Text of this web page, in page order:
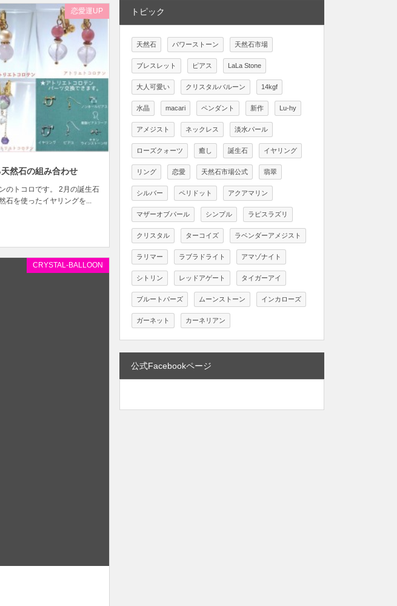
恋愛運UP
然石の組み合わせ
のトコロです。 2月の誕生石
石を使ったイヤリングを...
CRYSTAL-BALLOON
トピック
天然石 パワーストーン 天然石市場
ブレスレット ピアス LaLa Stone
大人可愛い クリスタルバルーン 14kgf
水晶 macari ペンダント 新作 Lu-hy
アメジスト ネックレス 淡水パール
ローズクォーツ 癒し 誕生石 イヤリング
リング 恋愛 天然石市場公式 翡翠
シルバー ペリドット アクアマリン
マザーオブパール シンプル ラピスラズリ
クリスタル ターコイズ ラベンダーアメジスト
ラリマー ラブラドライト アマゾナイト
シトリン レッドアゲート タイガーアイ
ブルートパーズ ムーンストーン インカローズ
ガーネット カーネリアン
公式Facebookページ